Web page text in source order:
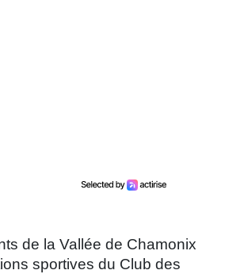
de la Vallée de Chamonix
sportives du Club des